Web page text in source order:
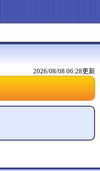
2026/08/08 06:28更新